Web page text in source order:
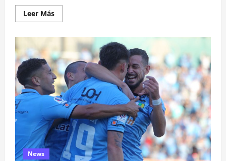
Leer MásLeer
más
Estudiantes
de
la
Universidad
Adolfo
Ibáñez
inician
movilización
ante
«respuestas
tardías»
de
casa
de
estudios
News